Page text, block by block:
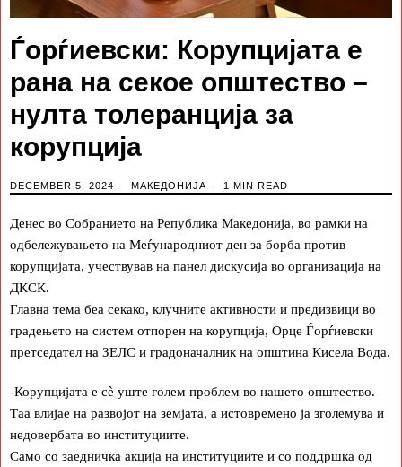
Ѓорѓиевски: Корупцијата е
рана на секое општество –
нулта толеранција за
корупција
DECEMBER 5, 2024 МАКЕДОНИЈА 1 MIN READ
Денес во Собранието на Република Македонија, во рамки на
одбележувањето на Меѓународниот ден за борба против
корупцијата, учествував на панел дискусија во организација на
ДКСК.
Главна тема беа секако, клучните активности и предизвици во
градењето на систем отпорен на корупција, Орце Ѓорѓиевски
претседател на ЗЕЛС и градоначалник на oпштина Кисела Вода.
-Корупцијата е сѐ уште голем проблем во нашето општество.
Таа влијае на развојот на земјата, а истовремено ја зголемува и
недовербата во институциите.
Само со заедничка акција на институциите и со поддршка од